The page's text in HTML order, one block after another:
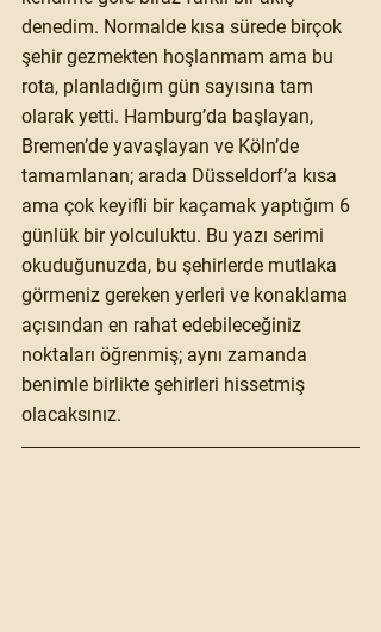
denedim. Normalde kısa sürede birçok
şehir gezmekten hoşlanmam ama bu
rota, planladığım gün sayısına tam
olarak yetti. Hamburg’da başlayan,
Bremen’de yavaşlayan ve Köln’de
tamamlanan; arada Düsseldorf’a kısa
ama çok keyifli bir kaçamak yaptığım 6
günlük bir yolculuktu. Bu yazı serimi
okuduğunuzda, bu şehirlerde mutlaka
görmeniz gereken yerleri ve konaklama
açısından en rahat edebileceğiniz
noktaları öğrenmiş; aynı zamanda
benimle birlikte şehirleri hissetmiş
olacaksınız.